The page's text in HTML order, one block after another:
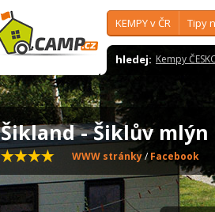
KEMPY v ČR Tipy
hledej: Kempy
Šikland - Šiklův mlýn
WWW stránky/Facebook